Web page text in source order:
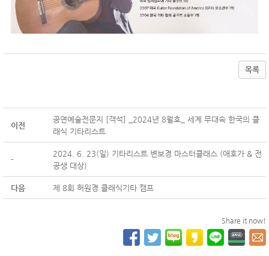
목록
이전
공연예술전문지 [객석] _2024년 8월호_ 세계 무대속 한국의 클
래식 기타리스트
-
2024. 6. 23(일) 기타리스트 변보경 마스터클래스 (애호가 & 전
공생 대상)
다음 제 8회 허원경 클래식기타 캠프
Share it now!